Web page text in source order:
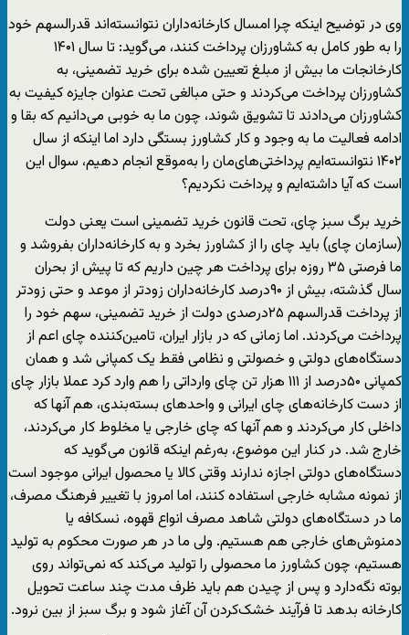
وی در توضیح اینکه چرا امسال کارخانه‌داران نتوانسته‌اند قدرالسهم خود
را به ‌طور کامل به کشاورزان پرداخت کنند، می‌گوید: تا سال ۱۴۰۱
کارخانجات ما بیش از مبلغ تعیین شده برای خرید تضمینی، به
کشاورزان پرداخت می‌کردند و حتی مبالغی تحت عنوان جایزه کیفیت به
کشاورزان می‌دادند تا تشویق شوند، چون ما به خوبی می‌دانیم که بقا و
ادامه فعالیت ما به وجود و کار کشاورز بستگی دارد اما اینکه از سال
۱۴۰۲ نتوانسته‌ایم پرداختی‌های‌مان را به‌موقع انجام دهیم، سوال این
است که آیا داشته‌ایم و پرداخت نکردیم؟
خرید برگ سبز چای، تحت قانون خرید تضمینی است یعنی دولت
(سازمان چای) باید چای را از کشاورز بخرد و به کارخانه‌داران بفروشد و
ما فرصتی ۳۵ روزه برای پرداخت هر چین داریم که تا پیش از بحران
سال گذشته، بیش از ۹۰درصد کارخانه‌داران زودتر از موعد و حتی زودتر
از پرداخت قدرالسهم ۲۵درصدی دولت از خرید تضمینی، سهم خود را
پرداخت می‌کردند. اما زمانی که در بازار ایران، تامین‌کننده چای اعم از
دستگاه‌های دولتی و خصولتی و نظامی فقط یک کمپانی شد و همان
کمپانی ۵۰درصد از ۱۱۱ هزار تن چای وارداتی را هم وارد کرد عملا بازار چای
از دست کارخانه‌های چای ایرانی و واحدهای بسته‌بندی، هم آنها که
داخلی کار می‌کردند و هم آنها که چای خارجی یا مخلوط کار می‌کردند،
خارج شد. در کنار این موضوع، به‌رغم اینکه قانون می‌گوید که
دستگاه‌های دولتی اجازه ندارند وقتی کالا یا محصول ایرانی موجود است
از نمونه مشابه خارجی استفاده کنند، اما امروز با تغییر فرهنگ مصرف،
ما در دستگاه‌های دولتی شاهد مصرف انواع قهوه، نسکافه یا
دمنوش‌های خارجی هم هستیم. ولی ما در هر صورت محکوم به تولید
هستیم، چون کشاورز ما محصولی را تولید می‌کند که نمی‌تواند روی
بوته نگه‌دارد و پس از چیدن هم باید ظرف مدت چند ساعت تحویل
کارخانه بدهد تا فرآیند خشک‌کردن آن آغاز شود و برگ سبز از بین نرود.